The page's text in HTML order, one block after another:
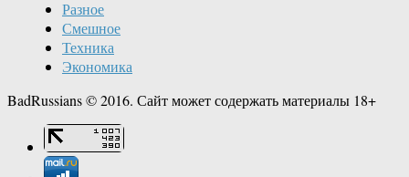
Разное
Смешное
Техника
Экономика
BadRussians © 2016. Сайт может содержать материалы 18+